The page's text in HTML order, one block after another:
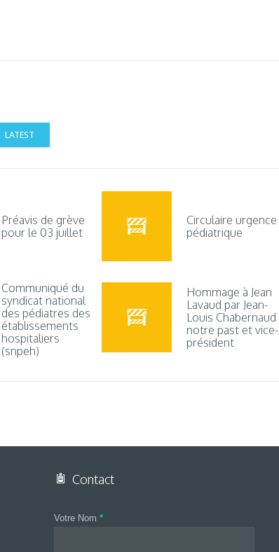
LATEST
Préavis de grève
pour le 03 juillet
Circulaire urgence
pédiatrique
Communiqué du
syndicat national
des pédiatres des
établissements
hospitaliers
(snpeh)
Hommage à Jean
Lavaud par Jean-
Louis Chabernaud
notre past et vice-
président
Contact
Votre Nom *